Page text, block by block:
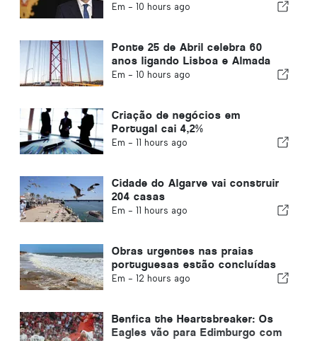
Em - 10 hours ago
Ponte 25 de Abril celebra 60
anos ligando Lisboa e Almada
Em - 10 hours ago
Criação de negócios em
Portugal cai 4,2%
Em - 11 hours ago
Cidade do Algarve vai construir
204 casas
Em - 11 hours ago
Obras urgentes nas praias
portuguesas estão concluídas
Em - 12 hours ago
Benfica the Heartsbreaker: Os
Eagles vão para Edimburgo com